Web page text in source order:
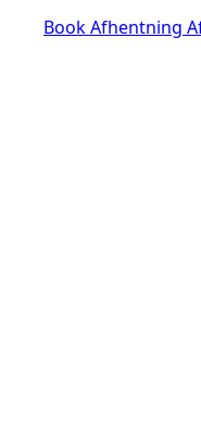
Book Afhentning